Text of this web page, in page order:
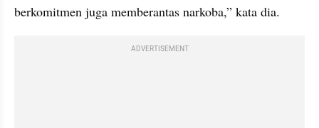
berkomitmen juga memberantas narkoba,” kata dia.
ADVERTISEMENT